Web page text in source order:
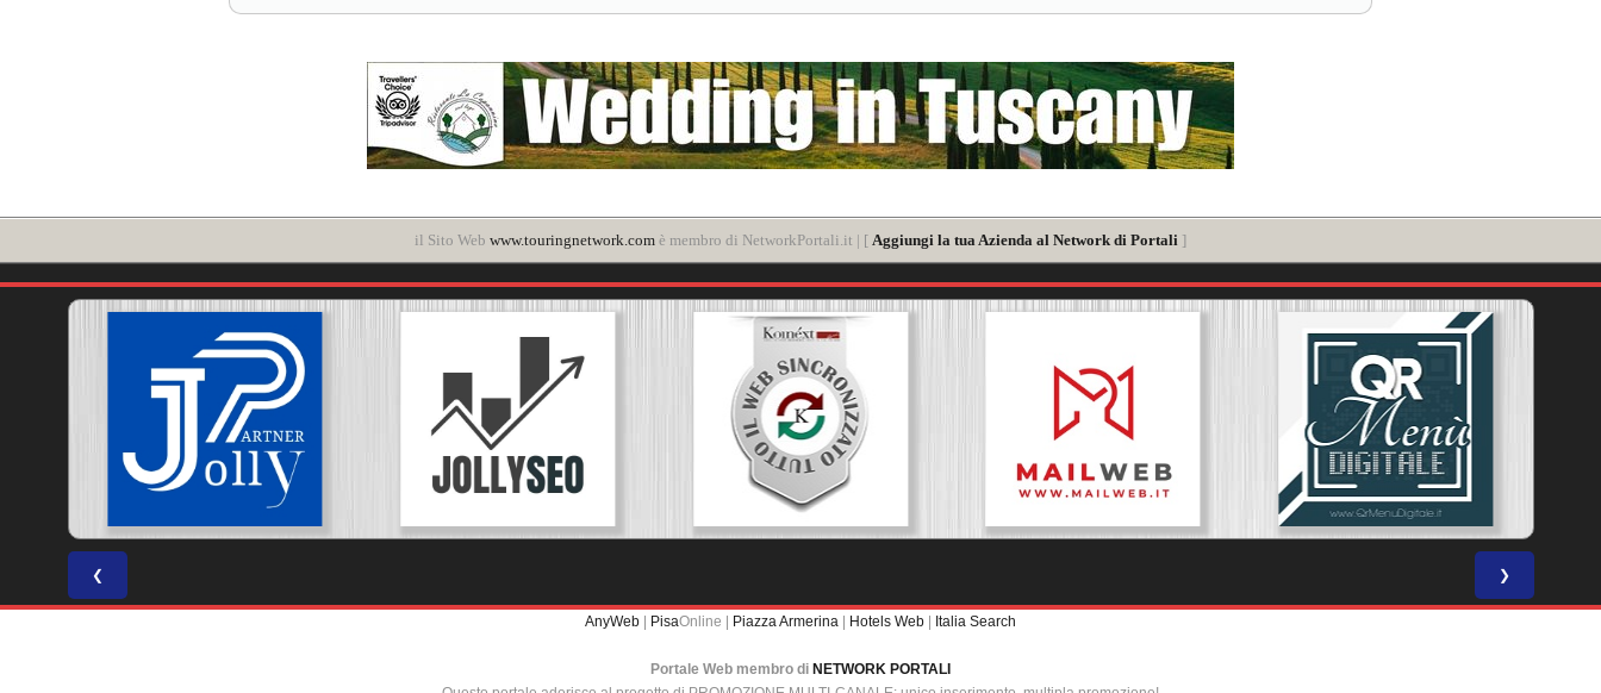
il Sito Web www.touringnetwork.com è membro di NetworkPortali.it | [ Aggiungi la tua Azienda al Network di Portali ]
❮ ❯
AnyWeb | PisaOnline | Piazza Armerina | Hotels Web | Italia Search
Portale Web membro di NETWORK PORTALI